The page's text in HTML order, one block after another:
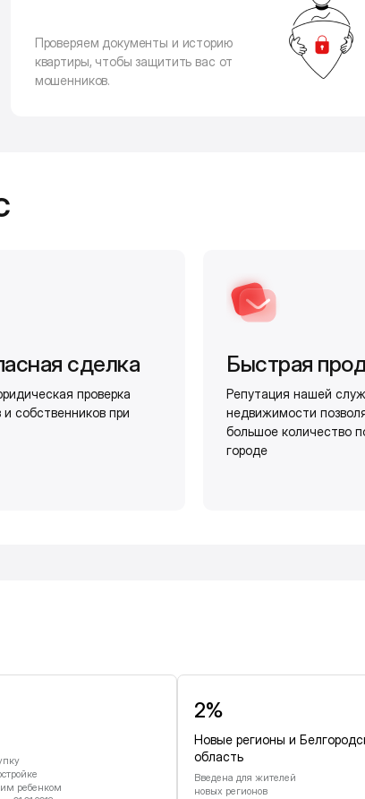
Проверяем документы и историю
квартиры, чтобы защитить вас от
мошенников.
сделка
проверка
и собственников при
Быстрая
Репутация нашей
недвижимости
большое количество
городе
ребенком
2%
Новые регионы и
область
Введена для жителей
новых регионов